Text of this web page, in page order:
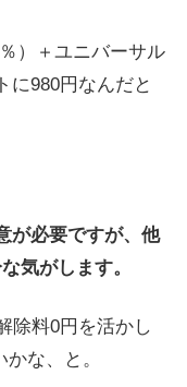
）＋ユニバーサル
に980円なんだと
が必要ですが、他
気がします。
除料0円を活かし
な、と。